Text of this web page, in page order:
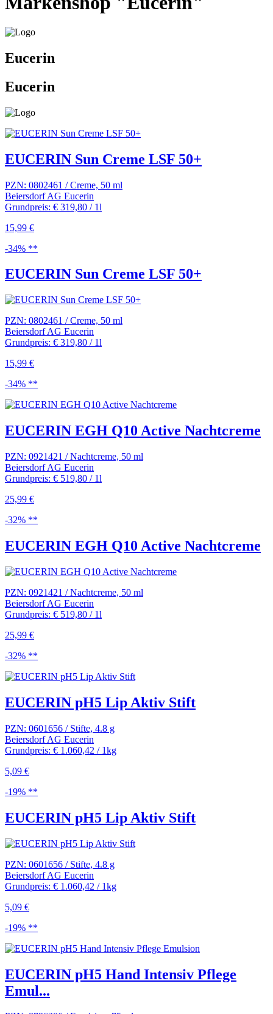
Eucerin
Eucerin
EUCERIN Sun Creme LSF 50+
PZN: 0802461 / Creme, 50 ml
Beiersdorf AG Eucerin
Grundpreis: € 319,80 / 1l
15,99 €
-34% **
EUCERIN Sun Creme LSF 50+
PZN: 0802461 / Creme, 50 ml
Beiersdorf AG Eucerin
Grundpreis: € 319,80 / 1l
15,99 €
-34% **
EUCERIN EGH Q10 Active Nachtcreme
PZN: 0921421 / Nachtcreme, 50 ml
Beiersdorf AG Eucerin
Grundpreis: € 519,80 / 1l
25,99 €
-32% **
EUCERIN EGH Q10 Active Nachtcreme
PZN: 0921421 / Nachtcreme, 50 ml
Beiersdorf AG Eucerin
Grundpreis: € 519,80 / 1l
25,99 €
-32% **
EUCERIN pH5 Lip Aktiv Stift
PZN: 0601656 / Stifte, 4.8 g
Beiersdorf AG Eucerin
Grundpreis: € 1.060,42 / 1kg
5,09 €
-19% **
EUCERIN pH5 Lip Aktiv Stift
PZN: 0601656 / Stifte, 4.8 g
Beiersdorf AG Eucerin
Grundpreis: € 1.060,42 / 1kg
5,09 €
-19% **
EUCERIN pH5 Hand Intensiv Pflege
Emul...